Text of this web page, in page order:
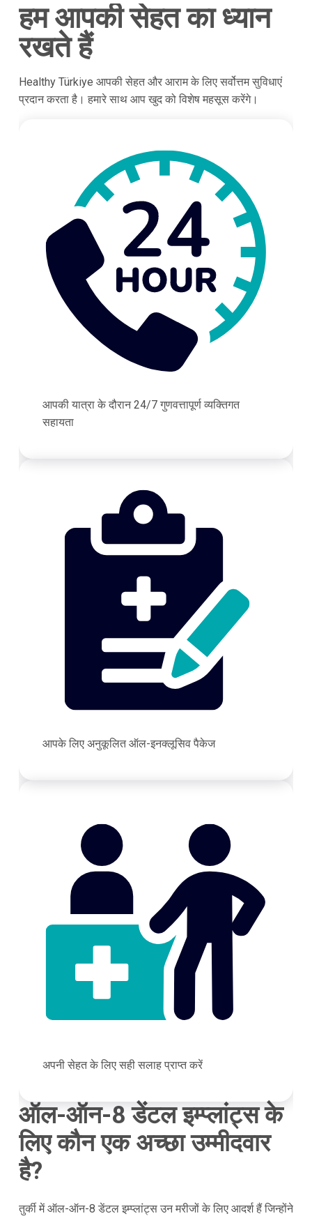
हम आपकी सेहत का ध्यान
रखते हैं
Healthy Türkiye आपकी सेहत और आराम के लिए सर्वोत्तम सुविधाएं
प्रदान करता है। हमारे साथ आप खुद को विशेष महसूस करेंगे।
आपकी यात्रा के दौरान 24/7 गुणवत्तापूर्ण व्यक्तिगत
सहायता
आपके लिए अनुकूलित ऑल-इनक्लूसिव पैकेज
अपनी सेहत के लिए सही सलाह प्राप्त करें
ऑल-ऑन-8 डेंटल इम्प्लांट्स के
लिए कौन एक अच्छा उम्मीदवार
है?
तुर्की में ऑल-ऑन-8 डेंटल इम्प्लांट्स उन मरीजों के लिए आदर्श हैं जिन्होंने